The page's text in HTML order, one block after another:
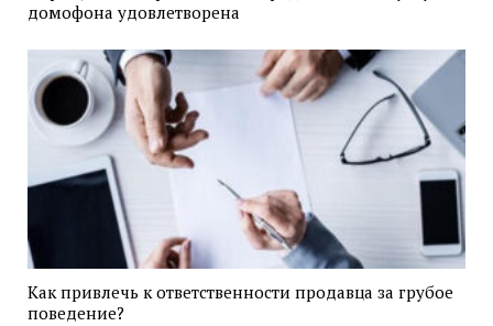
домофона удовлетворена
Как привлечь к ответственности продавца за грубое
поведение?